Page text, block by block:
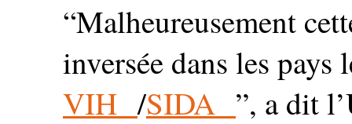
“Malheureusement
inversée dans les pays
VIH /SIDA ”, a dit